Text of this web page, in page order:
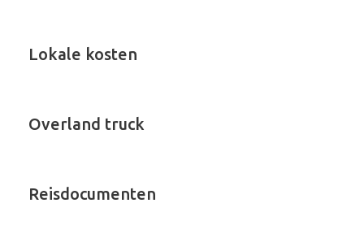
Lokale kosten
Overland truck
Reisdocumenten